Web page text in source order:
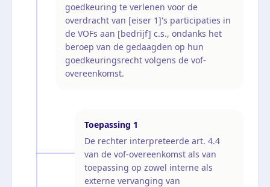
goedkeuring te verlenen voor de
overdracht van [eiser 1]'s participaties in
de VOFs aan [bedrijf] c.s., ondanks het
beroep van de gedaagden op hun
goedkeuringsrecht volgens de vof-
overeenkomst.
Toepassing 1
De rechter interpreteerde art. 4.4
van de vof-overeenkomst als van
toepassing op zowel interne als
externe vervanging van